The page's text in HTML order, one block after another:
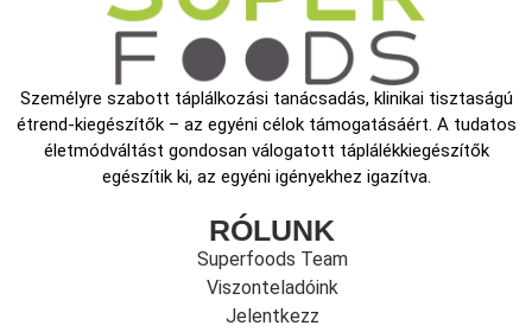
Személyre szabott táplálkozási tanácsadás, klinikai tisztaságú
étrend-kiegészítők – az egyéni célok támogatásáért. A tudatos
életmódváltást gondosan válogatott táplálékkiegészítők
egészítik ki, az egyéni igényekhez igazítva.
RÓLUNK
Superfoods Team
Viszonteladóink
Jelentkezz